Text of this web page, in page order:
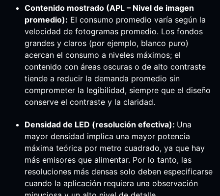
Contenido mostrado (APL – Nivel de imagen
promedio): El consumo promedio varía según la
velocidad de fotogramas promedio. Los fondos
grandes y claros (por ejemplo, blanco puro)
acercan el consumo a niveles máximos; el
contenido con áreas oscuras o de alto contraste
tiende a reducir la demanda promedio sin
comprometer la legibilidad, siempre que el diseño
conserve el contraste y la claridad.
Densidad de LED (resolución efectiva): Una
mayor densidad implica una mayor potencia
máxima teórica por metro cuadrado, ya que hay
más emisores que alimentar. Por lo tanto, las
resoluciones más densas solo deben especificarse
cuando la aplicación requiera una observación